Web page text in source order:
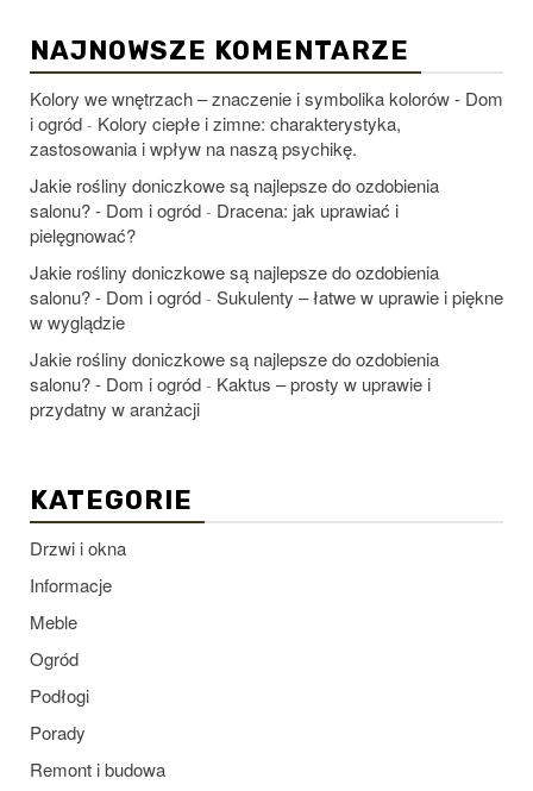
NAJNOWSZE KOMENTARZE
Kolory we wnętrzach – znaczenie i symbolika kolorów - Dom
i ogród - Kolory ciepłe i zimne: charakterystyka,
zastosowania i wpływ na naszą psychikę.
Jakie rośliny doniczkowe są najlepsze do ozdobienia
salonu? - Dom i ogród - Dracena: jak uprawiać i
pielęgnować?
Jakie rośliny doniczkowe są najlepsze do ozdobienia
salonu? - Dom i ogród - Sukulenty – łatwe w uprawie i piękne
w wyglądzie
Jakie rośliny doniczkowe są najlepsze do ozdobienia
salonu? - Dom i ogród - Kaktus – prosty w uprawie i
przydatny w aranżacji
KATEGORIE
Drzwi i okna
Informacje
Meble
Ogród
Podłogi
Porady
Remont i budowa